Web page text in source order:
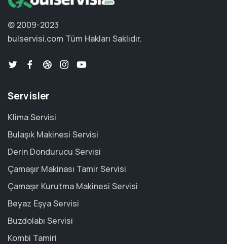
© 2009-2023
bulservisi.com Tüm Hakları Saklıdır.
Servisler
Klima Servisi
Bulaşık Makinesi Servisi
Derin Dondurucu Servisi
Çamaşır Makinası Tamir Servisi
Çamaşır Kurutma Makinesi Servisi
Beyaz Eşya Servisi
Buzdolabı Servisi
Kombi Tamiri